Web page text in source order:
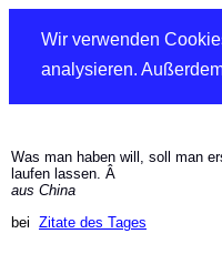
Wir verwenden
analysieren.
Was man haben will, soll man
laufen lassen. Â
aus China
bei Zitate des Tages